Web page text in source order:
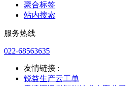
聚合标签
站内搜索
服务热线
022-68563635
友情链接 :
锐益生产云工单